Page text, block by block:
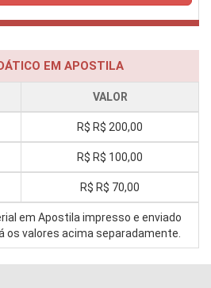
EM APOSTILA
VALOR
R$ R$ 200,00
R$ R$ 100,00
R$ R$ 70,00
em Apostila impresso e enviado
os valores acima separadamente.